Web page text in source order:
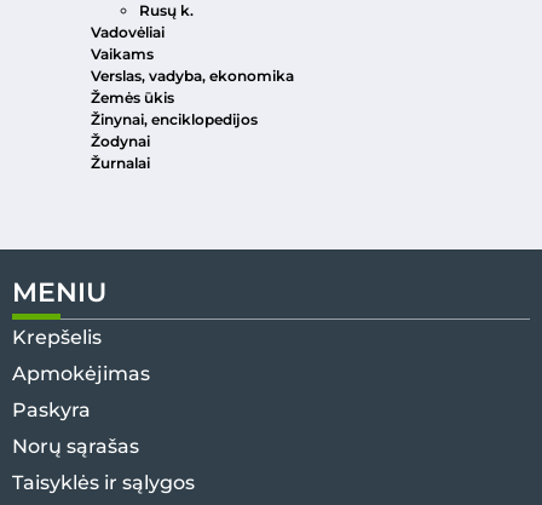
Rusų k.
Vadovėliai
Vaikams
Verslas, vadyba, ekonomika
Žemės ūkis
Žinynai, enciklopedijos
Žodynai
Žurnalai
MENIU
Krepšelis
Apmokėjimas
Paskyra
Norų sąrašas
Taisyklės ir sąlygos